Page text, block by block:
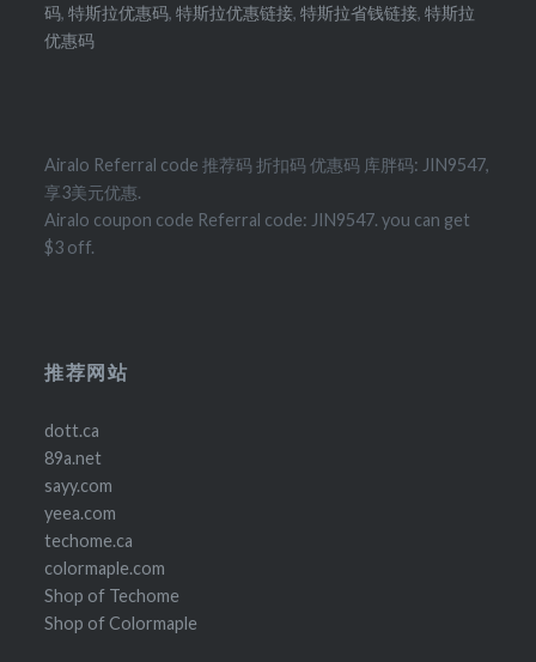
码,特斯拉优惠码,特斯拉优惠链接, 特斯拉省钱链接,特斯拉
优惠码
Airalo Referral code 推荐码 折扣码 优惠码 库胖码: JIN9547,
享3美元优惠.
Airalo coupon code Referral code: JIN9547. you can get
$3 off.
推荐网站
dott.ca
89a.net
sayy.com
yeea.com
techome.ca
colormaple.com
Shop of Techome
Shop of Colormaple